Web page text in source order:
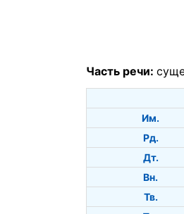
Часть речи:
Им.
Рд.
Дт.
Вн.
Тв.